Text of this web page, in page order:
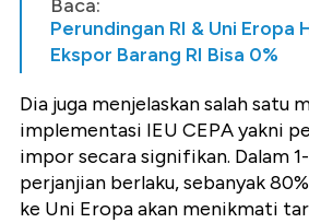
Baca:
Perundingan RI & Uni Eropa
Ekspor Barang RI Bisa 0%
Dia juga menjelaskan salah satu
implementasi IEU CEPA yakni
impor secara signifikan. Dalam
perjanjian berlaku, sebanyak
ke Uni Eropa akan menikmati